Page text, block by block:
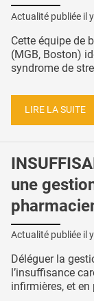
Actualité publiée il
Cette équipe de
(MGB, Boston)
syndrome de
LIRE LA SUITE
une
Actualité publiée il
Déléguer la
l’insuffisance
infirmières, et en